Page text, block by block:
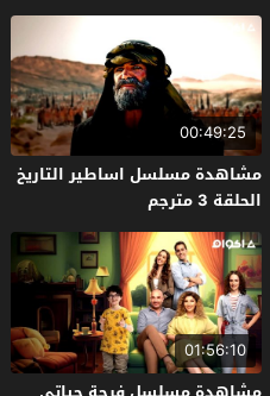
00:49:25
مشاهدة مسلسل اساطير التاريخ
الحلقة 3 مترجم
01:56:10